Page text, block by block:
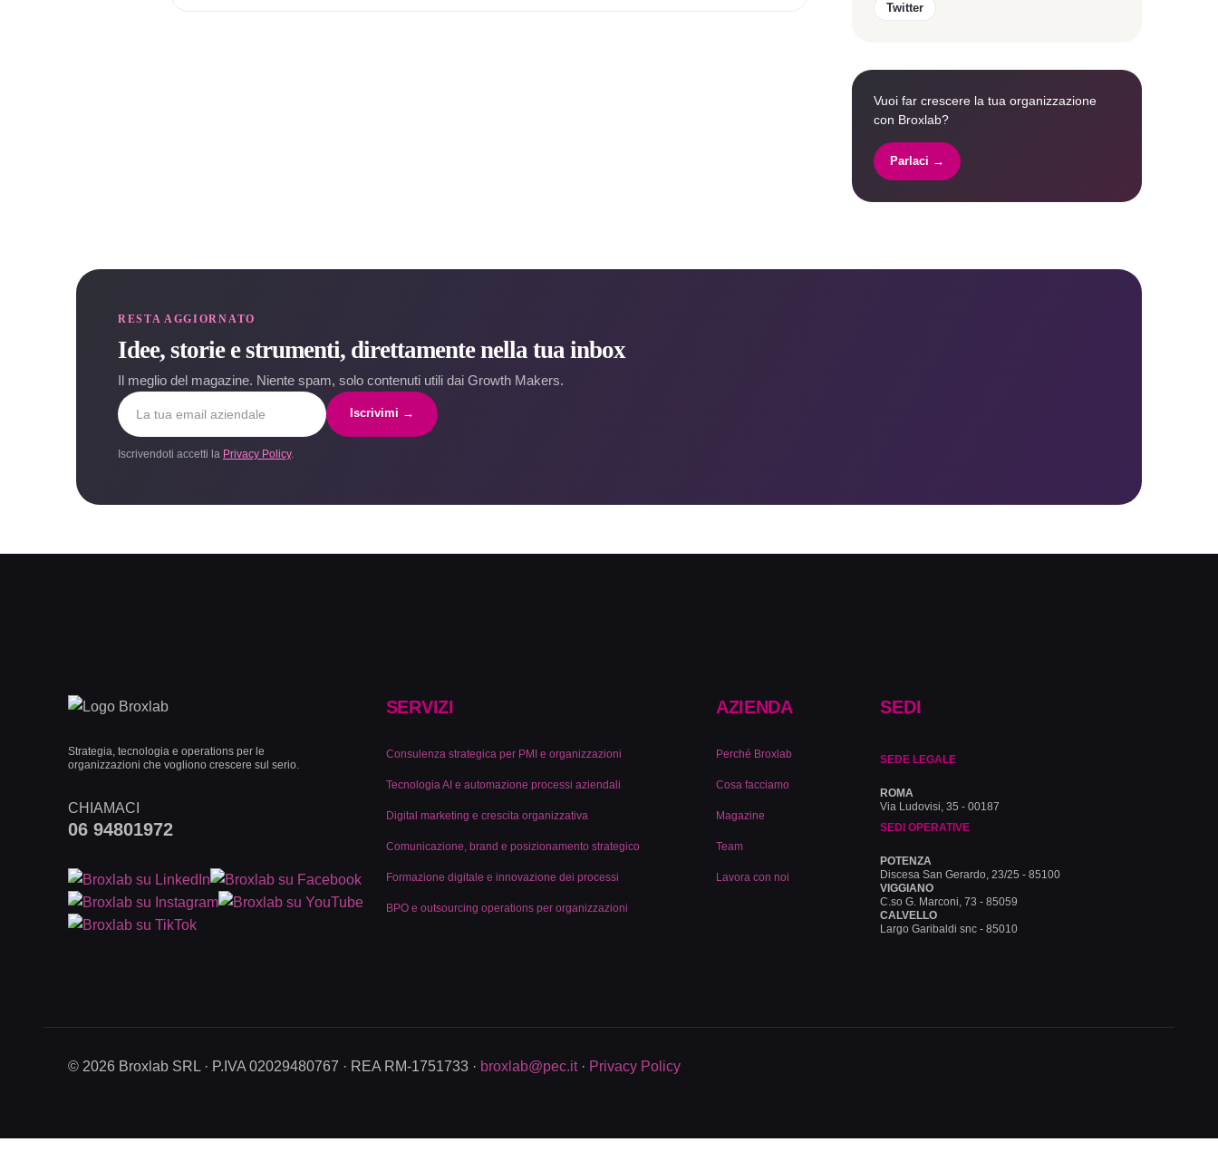
Twitter
Vuoi far crescere la tua organizzazione
con Broxlab?
Parlaci →
RESTA AGGIORNATO
Idee, storie e strumenti, direttamente nella tua inbox
Il meglio del magazine. Niente spam, solo contenuti utili dai Growth Makers.
Iscrivimi →
Iscrivendoti accetti la Privacy Policy.
Strategia, tecnologia e operations per le
organizzazioni che vogliono crescere sul serio.
CHIAMACI
06 94801972
SERVIZI
Consulenza strategica per PMI e organizzazioni
Tecnologia AI e automazione processi aziendali
Digital marketing e crescita organizzativa
Comunicazione, brand e posizionamento strategico
Formazione digitale e innovazione dei processi
BPO e outsourcing operations per organizzazioni
AZIENDA
Perché Broxlab
Cosa facciamo
Magazine
Team
Lavora con noi
SEDI
SEDE LEGALE
ROMA
Via Ludovisi, 35 - 00187
SEDI OPERATIVE
POTENZA
Discesa San Gerardo, 23/25 - 85100
VIGGIANO
C.so G. Marconi, 73 - 85059
CALVELLO
Largo Garibaldi snc - 85010
© 2026 Broxlab SRL · P.IVA 02029480767 · REA RM-1751733 · broxlab@pec.it· Privacy Policy